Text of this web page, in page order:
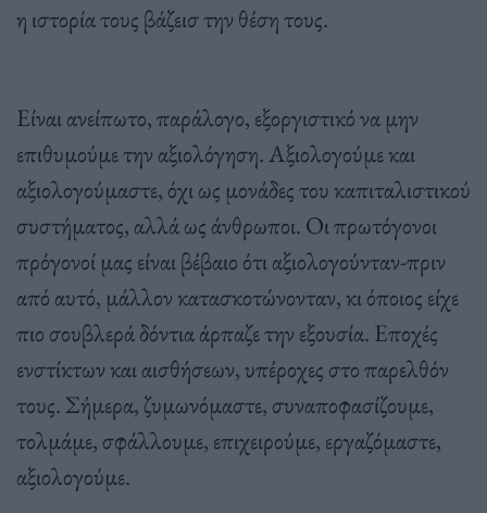
η ιστορία τους βάζεισ την θέση τους.
Είναι ανείπωτο, παράλογο, εξοργιστικό να μην
επιθυμούμε την αξιολόγηση. Αξιολογούμε και
αξιολογούμαστε, όχι ως μονάδες του καπιταλιστικού
συστήματος, αλλά ως άνθρωποι. Οι πρωτόγονοι
πρόγονοί μας είναι βέβαιο ότι αξιολογούνταν-πριν
από αυτό, μάλλον κατασκοτώνονταν, κι όποιος είχε
πιο σουβλερά δόντια άρπαζε την εξουσία. Εποχές
ενστίκτων και αισθήσεων, υπέροχες στο παρελθόν
τους. Σήμερα, ζυμωνόμαστε, συναποφασίζουμε,
τολμάμε, σφάλλουμε, επιχειρούμε, εργαζόμαστε,
αξιολογούμε.